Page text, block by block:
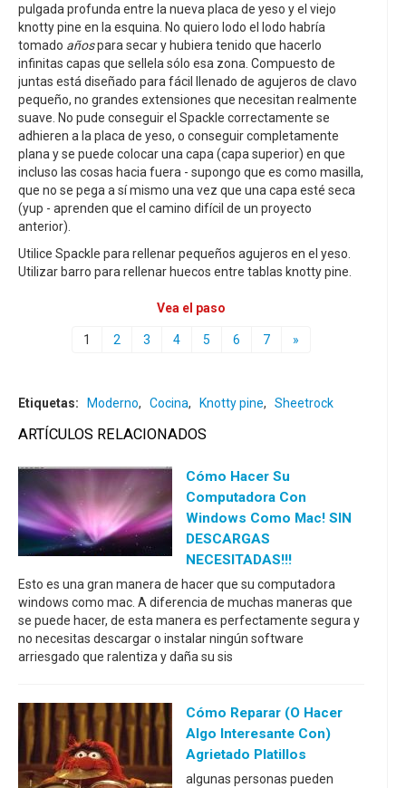
pulgada profunda entre la nueva placa de yeso y el viejo
knotty pine en la esquina. No quiero lodo el lodo habría
tomado añospara secar y hubiera tenido que hacerlo
infinitas capas que sellela sólo esa zona. Compuesto de
juntas está diseñado para fácil llenado de agujeros de clavo
pequeño, no grandes extensiones que necesitan realmente
suave. No pude conseguir el Spackle correctamente se
adhieren a la placa de yeso, o conseguir completamente
plana y se puede colocar una capa (capa superior) en que
incluso las cosas hacia fuera - supongo que es como masilla,
que no se pega a sí mismo una vez que una capa esté seca
(yup - aprenden que el camino difícil de un proyecto
anterior).
Utilice Spackle para rellenar pequeños agujeros en el yeso.
Utilizar barro para rellenar huecos entre tablas knotty pine.
Vea el paso
1 2 3 4 5 6 7 »
Etiquetas: Moderno, Cocina, Knotty pine, Sheetrock
ARTÍCULOS RELACIONADOS
Cómo Hacer Su
Computadora Con
Windows Como Mac! SIN
DESCARGAS
NECESITADAS!!!
Esto es una gran manera de hacer que su computadora
windows como mac. A diferencia de muchas maneras que
se puede hacer, de esta manera es perfectamente segura y
no necesitas descargar o instalar ningún software
arriesgado que ralentiza y daña su sis
Cómo Reparar (o Hacer
Algo Interesante Con)
Agrietado Platillos
algunas personas pueden